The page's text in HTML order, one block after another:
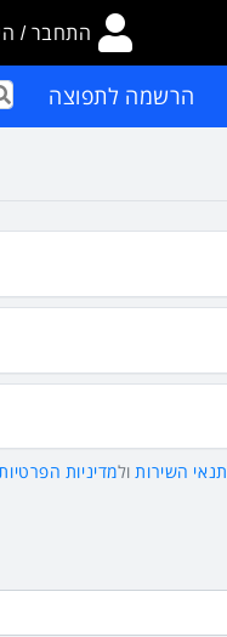
התחבר /
הרשמה לתפוצה
תנאי השירותולמדיניות